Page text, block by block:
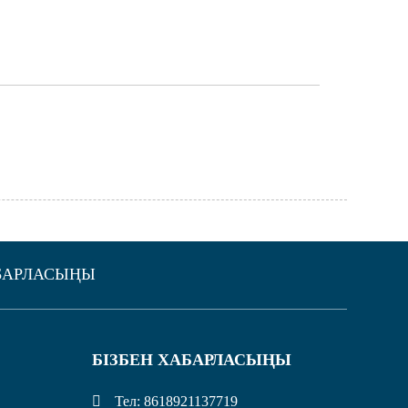
БІЗБЕН ХАБАРЛАСЫҢЫ
Тел: 8618921137719